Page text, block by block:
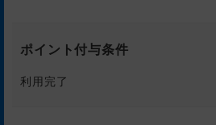
ポイント付与条件
利用完了